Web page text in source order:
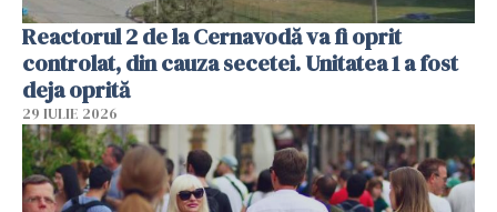
Reactorul 2 de la Cernavodă va fi oprit
controlat, din cauza secetei. Unitatea 1 a fost
deja oprită
29 IULIE 2026